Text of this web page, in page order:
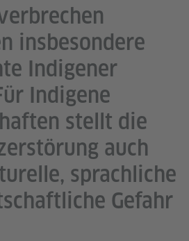
insbesondere
Indigener
Indigene
stellt die
auch
sprachliche
Gefahr